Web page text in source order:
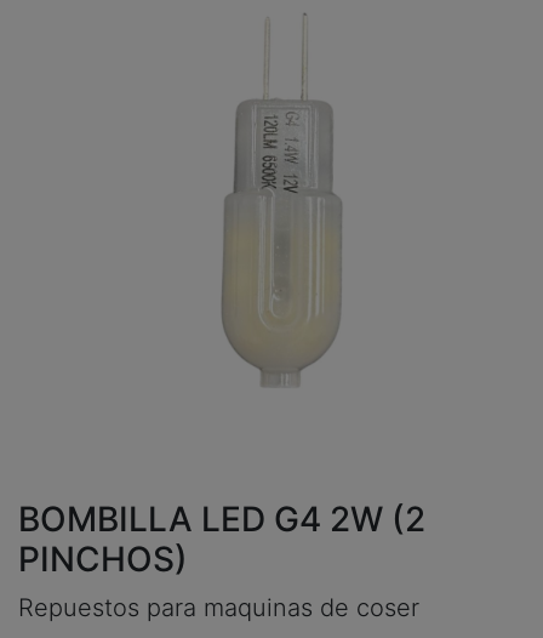
BOMBILLA LED G4 2W (2
PINCHOS)
Repuestos para maquinas de coser